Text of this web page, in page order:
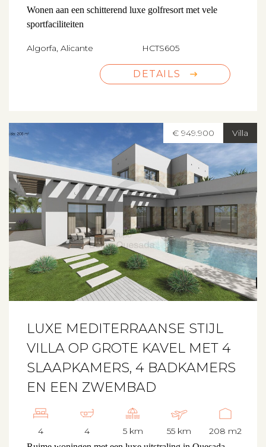
Wonen aan een schitterend luxe golfresort met vele
sportfaciliteiten
Algorfa, Alicante HCTS605
DETAILS
Villa
€ 949.900
LUXE MEDITERRAANSE STIJL
VILLA OP GROTE KAVEL MET 4
SLAAPKAMERS, 4 BADKAMERS
EN EEN ZWEMBAD
4 4 5 km 55 km 208 m2